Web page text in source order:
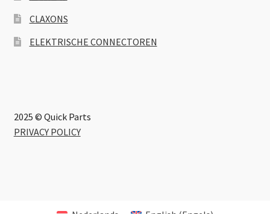
CLAXONS
ELEKTRISCHE CONNECTOREN
2025 © Quick Parts
PRIVACY POLICY